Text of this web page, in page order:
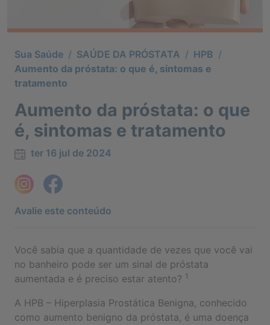
Sua Saúde / SAÚDE DA PRÓSTATA / HPB /
Aumento da próstata: o que é, sintomas e
tratamento
Aumento da próstata: o que
é, sintomas e tratamento
ter 16 jul de 2024
Avalie este conteúdo
Você sabia que a quantidade de vezes que você vai
no banheiro pode ser um sinal de próstata
aumentada e é preciso estar atento? 1
A HPB – Hiperplasia Prostática Benigna, conhecido
como aumento benigno da próstata, é uma doença